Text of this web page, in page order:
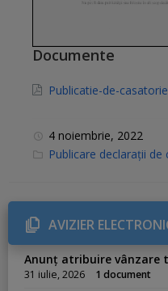
Documente
Publicatie-de-
4 noiembrie, 2022
C
r
i
e
s
Publicare declarații de
AVIZIER
Anunț atribuire vânzare
31 iulie, 2026 1 document